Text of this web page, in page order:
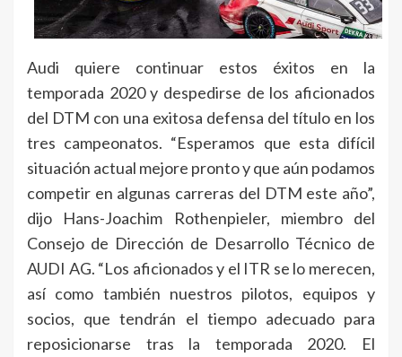
Audi quiere continuar estos éxitos en la
temporada 2020 y despedirse de los aficionados
del DTM con una exitosa defensa del título en los
tres campeonatos. “Esperamos que esta difícil
situación actual mejore pronto y que aún podamos
competir en algunas carreras del DTM este año”,
dijo Hans-Joachim Rothenpieler, miembro del
Consejo de Dirección de Desarrollo Técnico de
AUDI AG. “Los aficionados y el ITR se lo merecen,
así como también nuestros pilotos, equipos y
socios, que tendrán el tiempo adecuado para
reposicionarse tras la temporada 2020. El